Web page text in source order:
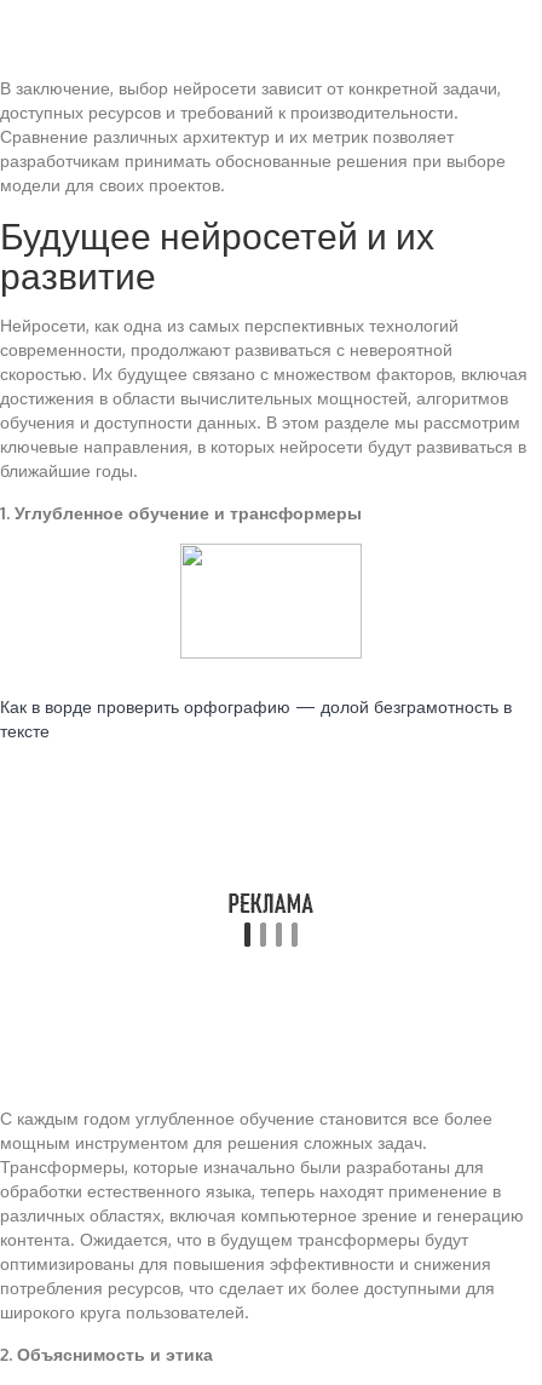
В заключение, выбор нейросети зависит от конкретной задачи,
доступных ресурсов и требований к производительности.
Сравнение различных архитектур и их метрик позволяет
разработчикам принимать обоснованные решения при выборе
модели для своих проектов.
Будущее нейросетей и их
развитие
Нейросети, как одна из самых перспективных технологий
современности, продолжают развиваться с невероятной
скоростью. Их будущее связано с множеством факторов, включая
достижения в области вычислительных мощностей, алгоритмов
обучения и доступности данных. В этом разделе мы рассмотрим
ключевые направления, в которых нейросети будут развиваться в
ближайшие годы.
1. Углубленное обучение и трансформеры
Как в ворде проверить орфографию — долой безграмотность в
тексте
С каждым годом углубленное обучение становится все более
мощным инструментом для решения сложных задач.
Трансформеры, которые изначально были разработаны для
обработки естественного языка, теперь находят применение в
различных областях, включая компьютерное зрение и генерацию
контента. Ожидается, что в будущем трансформеры будут
оптимизированы для повышения эффективности и снижения
потребления ресурсов, что сделает их более доступными для
широкого круга пользователей.
2. Объяснимость и этика